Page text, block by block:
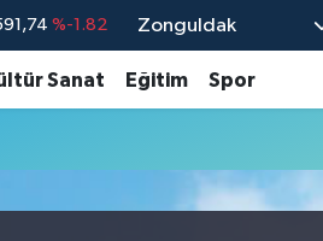
%-1.82
%0.02
%0.19
Zonguldak
Sanat Eğitim Spor